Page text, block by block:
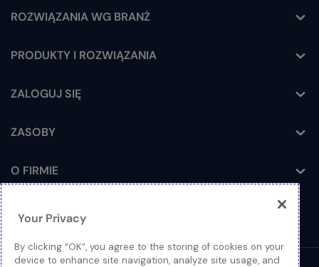
Toggle
ROZWIĄZANIA WG BRANŻ
Toggle
PRODUKTY I ROZWIĄZANIA
Toggle
ZALOGUJ SIĘ
Toggle
ZASOBY
Toggle
O FIRMIE
Your Privacy
By clicking “OK”, you agree to the storing of cookies on your
device to enhance site navigation, analyze site usage, and